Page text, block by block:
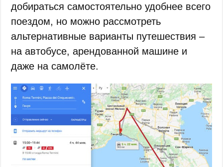
добираться самостоятельно удобнее всего
поездом, но можно рассмотреть
альтернативные варианты путешествия –
на автобусе, арендованной машине и
даже на самолёте.